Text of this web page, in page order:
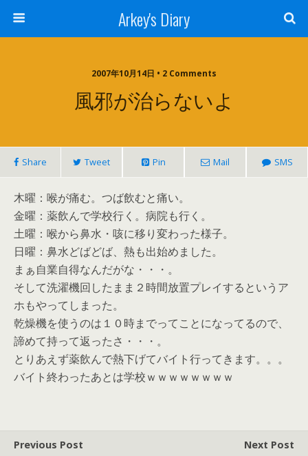
Arkey's Diary
2007年10月14日 • 2 Comments
風邪が治らないよ
Share Tweet Pin Mail SMS
木曜：喉が痛む。つば飲むと痛い。
金曜：薬飲んで学校行く。病院も行く。
土曜：喉から鼻水・咳に移り変わった様子。
日曜：鼻水どばどば、熱も出始めました。
まぁ自業自得なんだがな・・・。
そして洗濯機回したまま２時間放置プレイするというア
ホもやってしまった。
乾燥機を使うのは１０時までってことになってるので、
諦めて持って返ったさ・・・。
とりあえず薬飲んで熱下げてバイト行ってきます。。。
バイト終わったあとは学校ｗｗｗｗｗｗｗｗ
Previous Post
Next Post